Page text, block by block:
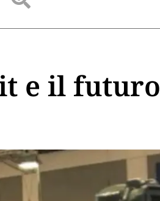
e il futuro